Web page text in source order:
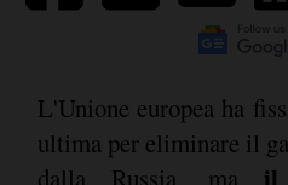
L'Unione europea ha
ultima per eliminare il
dalla Russia, ma il